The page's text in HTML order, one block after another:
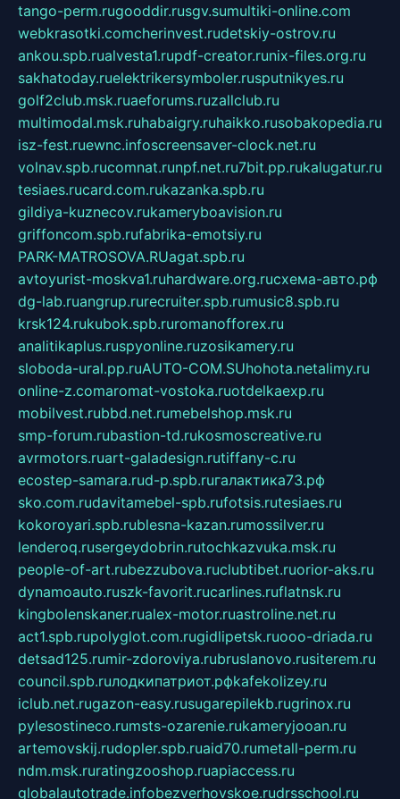
tango-perm.rugooddir.rusgv.sumultiki-online.com
webkrasotki.comcherinvest.rudetskiy-ostrov.ru
ankou.spb.rualvesta1.rupdf-creator.runix-files.org.ru
sakhatoday.ruelektrikersymboler.rusputnikyes.ru
golf2club.msk.ruaeforums.ruzallclub.ru
multimodal.msk.ruhabaigry.ruhaikko.rusobakopedia.ru
isz-fest.ruewnc.infoscreensaver-clock.net.ru
volnav.spb.rucomnat.runpf.net.ru7bit.pp.rukalugatur.ru
tesiaes.rucard.com.rukazanka.spb.ru
gildiya-kuznecov.rukameryboavision.ru
griffoncom.spb.rufabrika-emotsiy.ru
PARK-MATROSOVA.RUagat.spb.ru
avtoyurist-moskva1.ruhardware.org.ruсхема-авто.рф
dg-lab.ruangrup.rurecruiter.spb.rumusic8.spb.ru
krsk124.rukubok.spb.ruromanofforex.ru
analitikaplus.ruspyonline.ruzosikamery.ru
sloboda-ural.pp.ruAUTO-COM.SUhohota.netalimy.ru
online-z.comaromat-vostoka.ruotdelkaexp.ru
mobilvest.rubbd.net.rumebelshop.msk.ru
smp-forum.rubastion-td.rukosmoscreative.ru
avrmotors.ruart-galadesign.rutiffany-c.ru
ecostep-samara.rud-p.spb.ruгалактика73.рф
sko.com.rudavitamebel-spb.rufotsis.rutesiaes.ru
kokoroyari.spb.rublesna-kazan.rumossilver.ru
lenderoq.rusergeydobrin.rutochkazvuka.msk.ru
people-of-art.rubezzubova.ruclubtibet.ruorior-aks.ru
dynamoauto.ruszk-favorit.rucarlines.ruflatnsk.ru
kingbolenskaner.rualex-motor.ruastroline.net.ru
act1.spb.rupolyglot.com.rugidlipetsk.ruooo-driada.ru
detsad125.rumir-zdoroviya.rubruslanovo.rusiterem.ru
council.spb.ruлодкипатриот.рфkafekolizey.ru
iclub.net.rugazon-easy.rusugarepilekb.rugrinox.ru
pylesostineco.rumsts-ozarenie.rukameryjooan.ru
artemovskij.rudopler.spb.ruaid70.rumetall-perm.ru
ndm.msk.ruratingzooshop.ruapiaccess.ru
globalautotrade.infobezverhovskoe.rudrsschool.ru